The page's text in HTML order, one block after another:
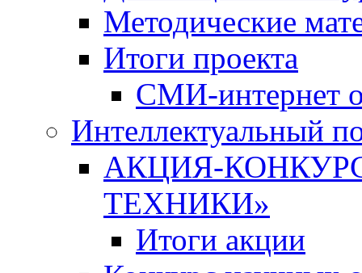
Методические
Итоги проекта
СМИ-интернет
Интеллектуальный
АКЦИЯ-
ТЕХНИКИ»
Итоги акции